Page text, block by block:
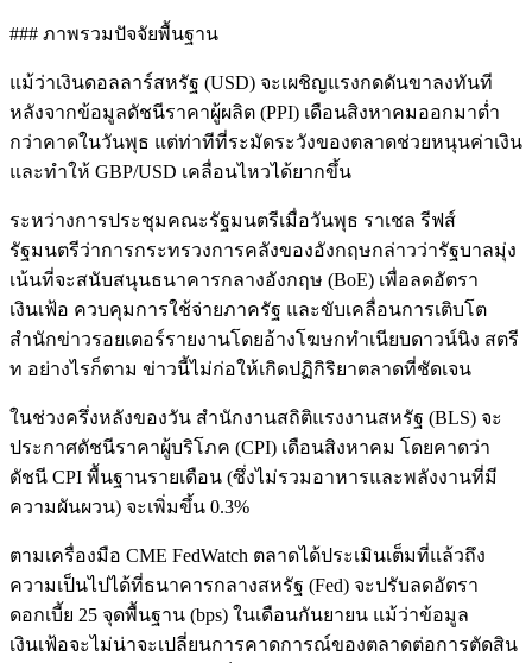
### ภาพรวมปัจจัยพื้นฐาน
แม้ว่าเงินดอลลาร์สหรัฐ (USD) จะเผชิญแรงกดดันขาลงทันที
หลังจากข้อมูลดัชนีราคาผู้ผลิต (PPI) เดือนสิงหาคมออกมาต่ำ
กว่าคาดในวันพุธ แต่ท่าทีที่ระมัดระวังของตลาดช่วยหนุนค่าเงิน
และทำให้ GBP/USD เคลื่อนไหวได้ยากขึ้น
ระหว่างการประชุมคณะรัฐมนตรีเมื่อวันพุธ ราเชล รีฟส์
รัฐมนตรีว่าการกระทรวงการคลังของอังกฤษกล่าวว่ารัฐบาลมุ่ง
เน้นที่จะสนับสนุนธนาคารกลางอังกฤษ (BoE) เพื่อลดอัตรา
เงินเฟ้อ ควบคุมการใช้จ่ายภาครัฐ และขับเคลื่อนการเติบโต
สำนักข่าวรอยเตอร์รายงานโดยอ้างโฆษกทำเนียบดาวน์นิง สตรี
ท อย่างไรก็ตาม ข่าวนี้ไม่ก่อให้เกิดปฏิกิริยาตลาดที่ชัดเจน
ในช่วงครึ่งหลังของวัน สำนักงานสถิติแรงงานสหรัฐ (BLS) จะ
ประกาศดัชนีราคาผู้บริโภค (CPI) เดือนสิงหาคม โดยคาดว่า
ดัชนี CPI พื้นฐานรายเดือน (ซึ่งไม่รวมอาหารและพลังงานที่มี
ความผันผวน) จะเพิ่มขึ้น 0.3%
ตามเครื่องมือ CME FedWatch ตลาดได้ประเมินเต็มที่แล้วถึง
ความเป็นไปได้ที่ธนาคารกลางสหรัฐ (Fed) จะปรับลดอัตรา
ดอกเบี้ย 25 จุดพื้นฐาน (bps) ในเดือนกันยายน แม้ว่าข้อมูล
เงินเฟ้อจะไม่น่าจะเปลี่ยนการคาดการณ์ของตลาดต่อการตัดสิน